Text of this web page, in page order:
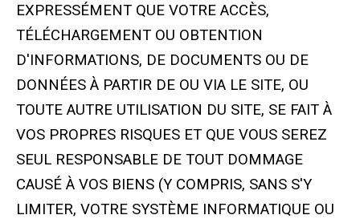
EXPRESSÉMENT QUE VOTRE ACCÈS,
TÉLÉCHARGEMENT OU OBTENTION
D'INFORMATIONS, DE DOCUMENTS OU DE
DONNÉES À PARTIR DE OU VIA LE SITE, OU
TOUTE AUTRE UTILISATION DU SITE, SE FAIT À
VOS PROPRES RISQUES ET QUE VOUS SEREZ
SEUL RESPONSABLE DE TOUT DOMMAGE
CAUSÉ À VOS BIENS (Y COMPRIS, SANS S'Y
LIMITER, VOTRE SYSTÈME INFORMATIQUE OU